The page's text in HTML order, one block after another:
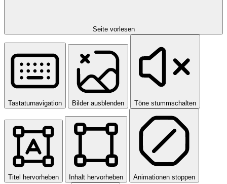
Seite vorlesen
Tastaturnavigation Bilder ausblenden Töne stummschalten
Titel hervorheben Inhalt hervorheben Animationen stoppen